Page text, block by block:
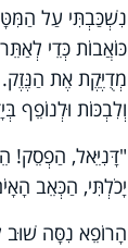
נִשְׁכַּבְתִּי עַל
כּוֹאֲבוֹת כְּדֵי
מְדֻיֶּקֶת אֶת
וְלִבְכּוֹת וּלְנוֹפֵף
"דָּנִיֵּאל, הַפְסֵק!
יָכֹלְתִּי, הַכְּאֵב
הָרוֹפֵא נִסָּה